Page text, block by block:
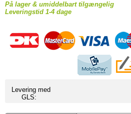
På lager & umiddelbart tilgængelig
Leveringstid 1-4 dage
Levering med
GLS: